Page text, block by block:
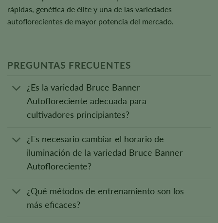
rápidas, genética de élite y una de las variedades
autoflorecientes de mayor potencia del mercado.
PREGUNTAS FRECUENTES
¿Es la variedad Bruce Banner
Autofloreciente adecuada para
cultivadores principiantes?
¿Es necesario cambiar el horario de
iluminación de la variedad Bruce Banner
Autofloreciente?
¿Qué métodos de entrenamiento son los
más eficaces?